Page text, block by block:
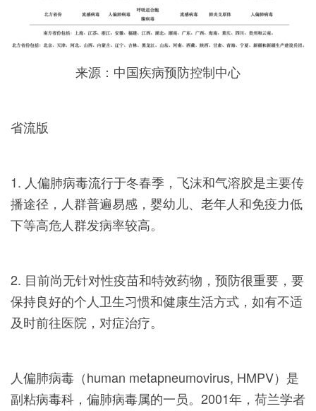
来源：中国疾病预防控制中心
省流版
1. 人偏肺病毒流行于冬春季，飞沫和气溶胶是主要传
播途径，人群普遍易感，婴幼儿、老年人和免疫力低
下等高危人群发病率较高。
2. 目前尚无针对性疫苗和特效药物，预防很重要，要
保持良好的个人卫生习惯和健康生活方式，如有不适
及时前往医院，对症治疗。
人偏肺病毒（human metapneumovirus, HMPV）是
副粘病毒科，偏肺病毒属的一员。2001年，荷兰学者